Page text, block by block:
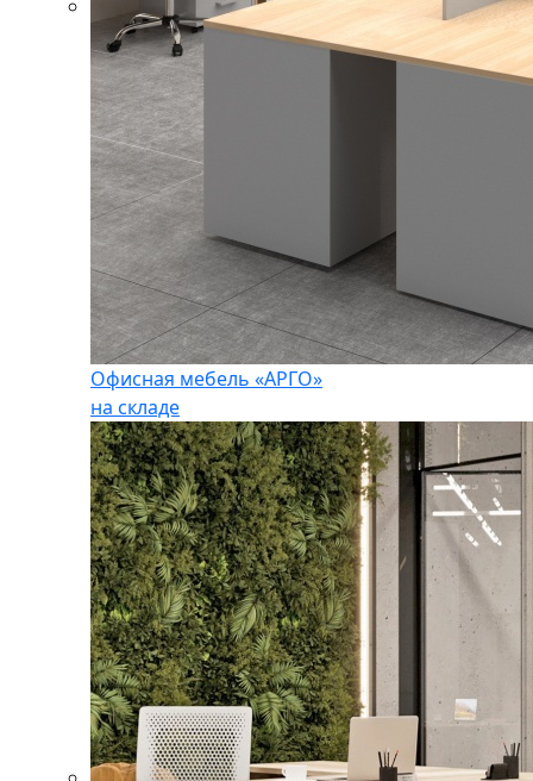
Офисная мебель «АРГО»
на складе